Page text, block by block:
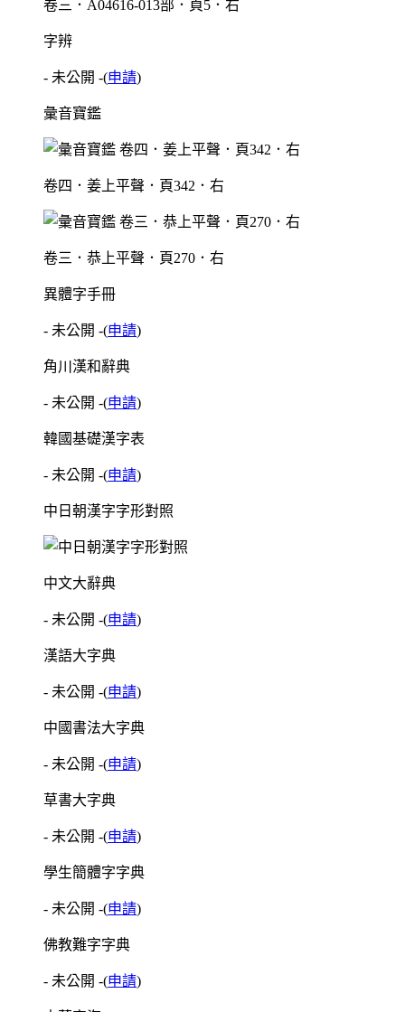
卷三．A04616-013部．頁5．右
字辨
- 未公開 -(申請)
彙音寶鑑
卷四．姜上平聲．頁342．右
卷三．恭上平聲．頁270．右
異體字手冊
- 未公開 -(申請)
角川漢和辭典
- 未公開 -(申請)
韓國基礎漢字表
- 未公開 -(申請)
中日朝漢字字形對照
中文大辭典
- 未公開 -(申請)
漢語大字典
- 未公開 -(申請)
中國書法大字典
- 未公開 -(申請)
草書大字典
- 未公開 -(申請)
學生簡體字字典
- 未公開 -(申請)
佛教難字字典
- 未公開 -(申請)